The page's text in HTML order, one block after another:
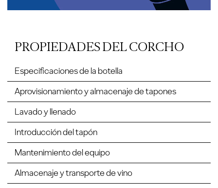
PROPIEDADES DEL CORCHO
Especificaciones de la botella
Aprovisionamiento y almacenaje de tapones
Lavado y llenado
Introducción del tapón
Mantenimiento del equipo
Almacenaje y transporte de vino